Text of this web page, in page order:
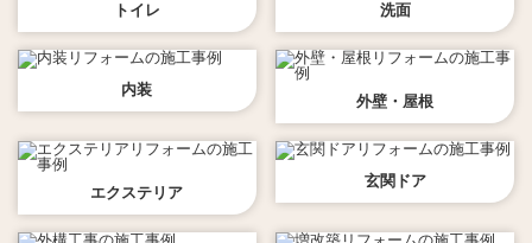
トイレ 洗面
内装
外壁・屋根
エクステリア
玄関ドア